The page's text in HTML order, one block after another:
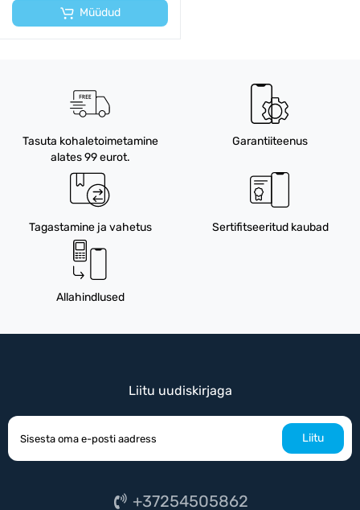
Müüdud
Tasuta kohaletoimetamine
alates 99 eurot.
Garantiiteenus
Tagastamine ja vahetus Sertifitseeritud kaubad
Allahindlused
Liitu uudiskirjaga
Liitu
+37254505862